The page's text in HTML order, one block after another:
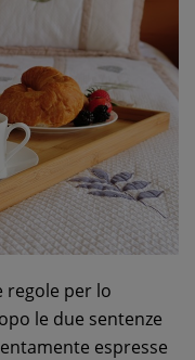
regole per lo
le due sentenze
espresse